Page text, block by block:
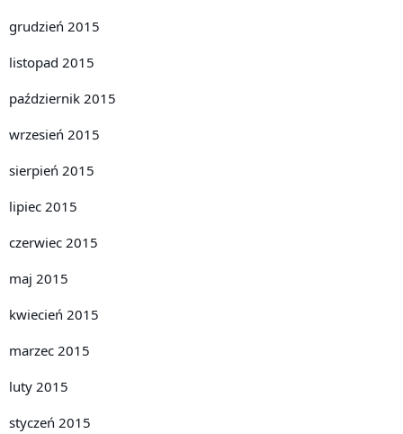
grudzień 2015
listopad 2015
październik 2015
wrzesień 2015
sierpień 2015
lipiec 2015
czerwiec 2015
maj 2015
kwiecień 2015
marzec 2015
luty 2015
styczeń 2015